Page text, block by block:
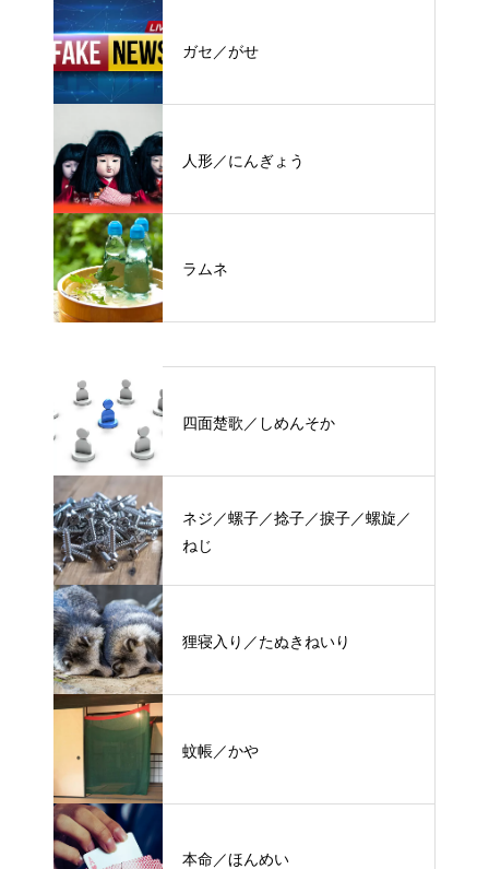
ガセ／がせ
人形／にんぎょう
ラムネ
四面楚歌／しめんそか
ネジ／螺子／捻子／捩子／螺旋／
ねじ
狸寝入り／たぬきねいり
蚊帳／かや
本命／ほんめい